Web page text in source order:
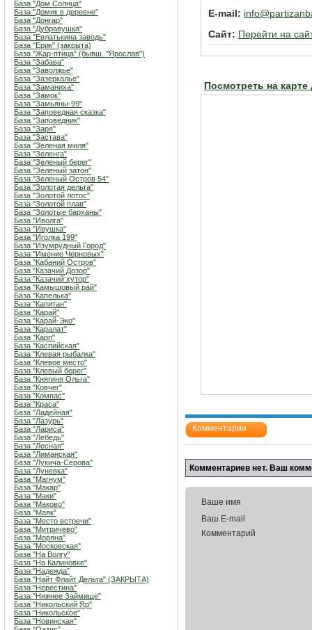
База "Дом Солнца"
База "Домик в деревне"
База "Донгар"
База "Дубравушка"
База "Евлатькина заводь"
База "Ерик" (закрыта)
База "Жар-птица" (бывш. "Ярослав")
База "Забава"
База "Заволжье"
База "Зазеркалье"
База "Заманиха"
База "Замок"
База "Замьяны-99"
База "Заповедная сказка"
База "Заповедник"
База "Заря"
База "Застава"
База "Зеленая миля"
База "Зеленга"
База "Зеленый берег"
База "Зеленый затон"
База "Зеленый Остров 54"
База "Золотая дельта"
База "Золотой лотос"
База "Золотой плав"
База "Золотые барханы"
База "Иволга"
База "Ивушка"
База "Иголка 199"
База "Изумрудный Город"
База "Имение Черновых"
База "Кабаний Остров"
База "Казачий Дозор"
База "Казачий хутор"
База "Камышовый рай"
База "Капелька"
База "Капитан"
База "Карай"
База "Карай-Эко"
База "Каралат"
База "Карп"
База "Каспийская"
База "Клевая рыбалка"
База "Клевое место"
База "Клевый берег"
База "Княгиня Ольга"
База "Ковчег"
База "Компас"
База "Краса"
База "Ладейная"
База "Лазурь"
База "Лариса"
База "Лебедь"
База "Лесная"
База "Лиманская"
База "Лукича-Серова"
База "Луневка"
База "Магнум"
База "Макар"
База "Маки"
База "Маково"
База "Маяк"
База "Место встречи"
База "Митричево"
База "Моряна"
База "Московская"
База "На Волгу"
База "На Калиновке"
База "Надежда"
База "Найт Флайт Дельта" (ЗАКРЫТА)
База "Нерестина"
База "Нижнее Займище"
База "Никольский Яр"
База "Никольское"
База "Новинская"
E-mail:
Сайт: Перейти на
Посмотреть на
Комментарии
Комментариев нет. Ваш
Ваше имя
Ваш E-mail
Комментарий